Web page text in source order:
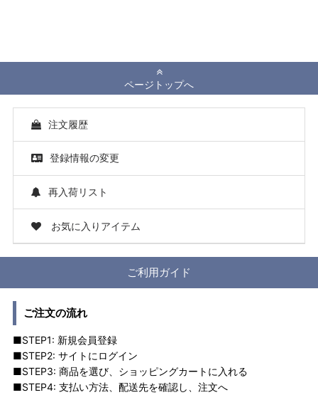
ページトップへ
注文履歴
登録情報の変更
再入荷リスト
お気に入りアイテム
ご利用ガイド
ご注文の流れ
■STEP1: 新規会員登録
■STEP2: サイトにログイン
■STEP3: 商品を選び、ショッピングカートに入れる
■STEP4: 支払い方法、配送先を確認し、注文へ